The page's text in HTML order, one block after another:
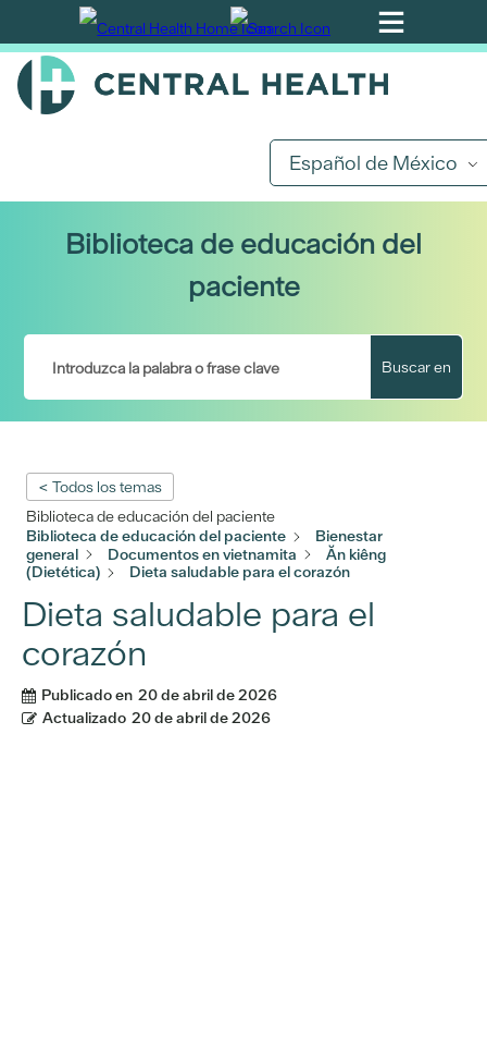
Ir
al
contenido
Español de México
Biblioteca de educación del
paciente
Buscar en
< Todos los temas
Biblioteca de educación del paciente
Biblioteca de educación del paciente
Bienestar
general
Documentos en vietnamita
Ăn kiêng
(Dietética)
Dieta saludable para el corazón
Dieta saludable para el
corazón
Publicado en 20 de abril de 2026
Actualizado 20 de abril de 2026